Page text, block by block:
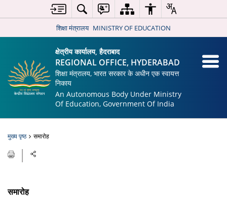
शिक्षा मंत्रालय MINISTRY OF EDUCATION
क्षेत्रीय कार्यालय, हैदराबाद
REGIONAL OFFICE, HYDERABAD
शिक्षा मंत्रालय, भारत सरकार के अधीन एक स्वायत्त
निकाय
An Autonomous Body Under Ministry
Of Education, Government Of India
मुख्य पृष्ठ समारोह
समारोह